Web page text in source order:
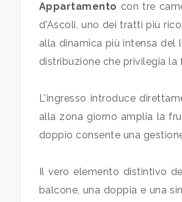
Appartamento con tre
d'Ascoli, uno dei tratti più
alla dinamica più intensa del
distribuzione che privilegia
L'ingresso introduce
alla zona giorno amplia la
doppio consente una
Il vero elemento distintivo
balcone, una doppia e una
Locali
Qualsiasi